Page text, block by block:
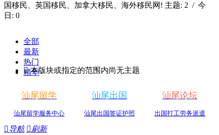
国移民、英国移民、加拿大移民、海外移民网! 主题: 2 / 今
日: 0
全部
最新
热门
精华
 本版块或指定的范围内尚无主题
汕尾留学
汕尾留学服务中心
汕尾出国
汕尾出国签证护照
汕尾论坛
出国打工劳务派遣
导航 刷新